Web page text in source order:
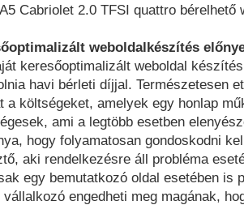
Cabriolet 2.0 TFSI quattro bérelhető
weboldalkészítés
keresőoptimalizált weboldal
havi bérleti díjjal. Természetesen
a költségeket, amelyek egy honlap
ami a legtöbb esetben
hogy folyamatosan gondoskodni
aki rendelkezésre áll probléma
egy bemutatkozó oldal esetében is
vállalkozó engedheti meg magának,